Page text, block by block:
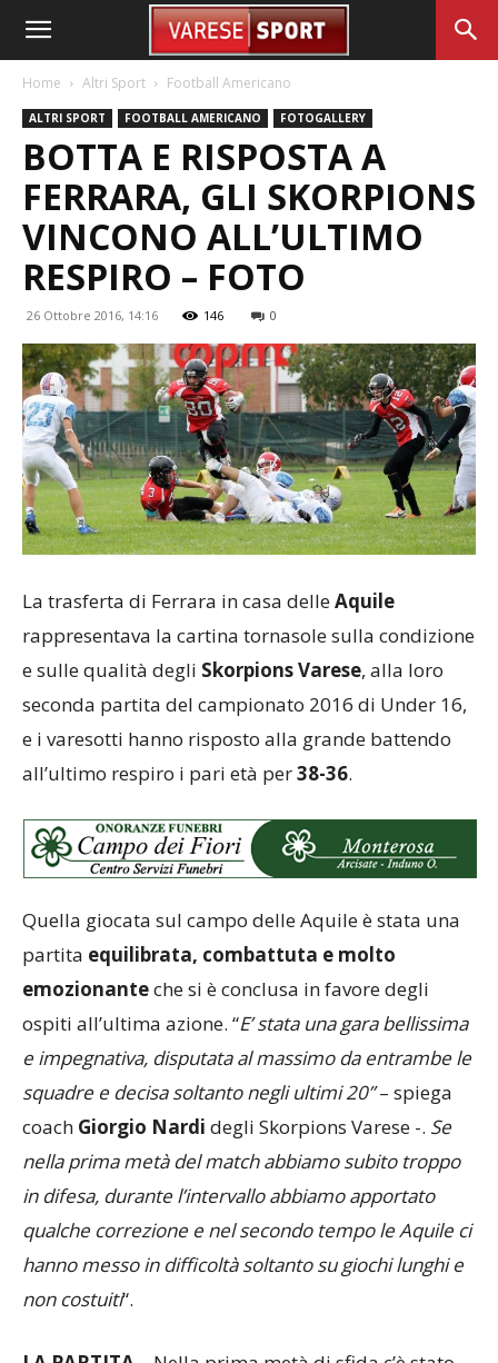
Home Altri Sport Football Americano
ALTRI SPORT FOOTBALL AMERICANO FOTOGALLERY
BOTTA E RISPOSTA A
FERRARA, GLI SKORPIONS
VINCONO ALL’ULTIMO
RESPIRO – FOTO
26 Ottobre 2016, 14:16 146 0
La trasferta di Ferrara in casa delleAquile
rappresentava la cartina tornasole sulla condizione
e sulle qualità degli Skorpions Varese, alla loro
seconda partita del campionato 2016 di Under 16,
e i varesotti hanno risposto alla grande battendo
all’ultimo respiro i pari età per38-36.
Quella giocata sul campo delle Aquile è stata una
partita
equilibrata, combattuta e molto
che si è conclusa in favore degli
ospiti all’ultima azione. “
E’ stata una gara bellissima
e impegnativa, disputata al massimo da entrambe le
squadre e decisa soltanto negli ultimi 20”
– spiega
Giorgio Nardi degli Skorpions Varese -.
nella prima metà del match abbiamo subito troppo
in difesa, durante l’intervallo abbiamo apportato
qualche correzione e nel secondo tempo le Aquile ci
hanno messo in difficoltà soltanto su giochi lunghi e